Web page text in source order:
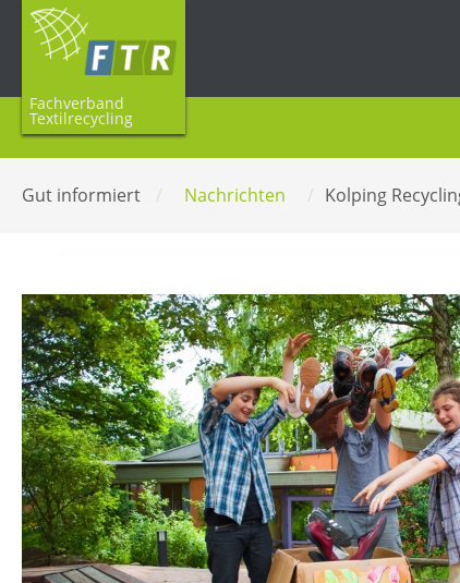
Fachverband
Textilrecycling
Gut informiert / Nachrichten / Kolping